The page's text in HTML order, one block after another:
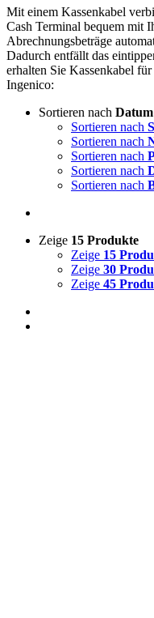
Mit einem Kassenkabel
Cash Terminal bequem mit
Abrechnungsbeträge
Dadurch entfällt das
erhalten Sie Kassenkabel
Ingenico:
Sortieren nach Datum
Sortieren nach
Sortieren nach
Sortieren nach
Sortieren nach
Sortieren nach
Zeige 15 Produkte
Zeige 15
Zeige 30
Zeige 45